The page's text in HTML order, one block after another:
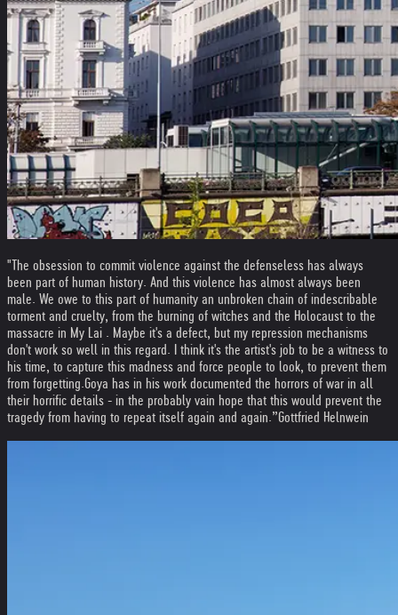
"The obsession to commit violence against the defenseless has always
been part of human history. And this violence has almost always been
male. We owe to this part of humanity an unbroken chain of indescribable
torment and cruelty, from the burning of witches and the Holocaust to the
massacre in My Lai . Maybe it's a defect, but my repression mechanisms
don't work so well in this regard. I think it's the artist's job to be a witness to
his time, to capture this madness and force people to look, to prevent them
from forgetting.Goya has in his work documented the horrors of war in all
their horrific details - in the probably vain hope that this would prevent the
tragedy from having to repeat itself again and again.”Gottfried Helnwein